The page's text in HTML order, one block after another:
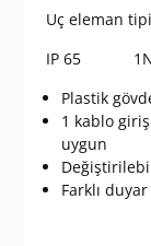
Uç
IP 65
Plastik
1 kablo
uygun
Farklı